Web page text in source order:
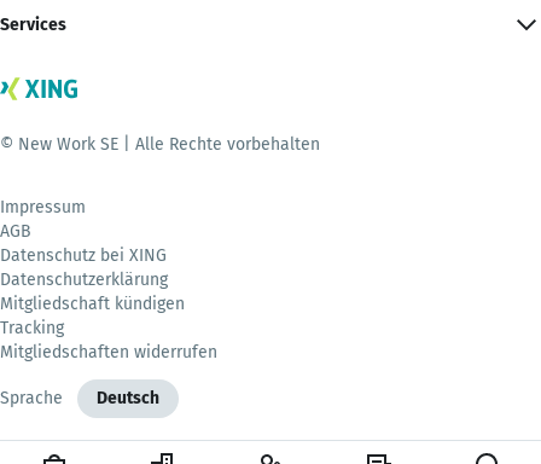
Services
© New Work SE | Alle Rechte vorbehalten
Impressum
AGB
Datenschutz bei XING
Datenschutzerklärung
Mitgliedschaft kündigen
Tracking
Mitgliedschaften widerrufen
Sprache Deutsch